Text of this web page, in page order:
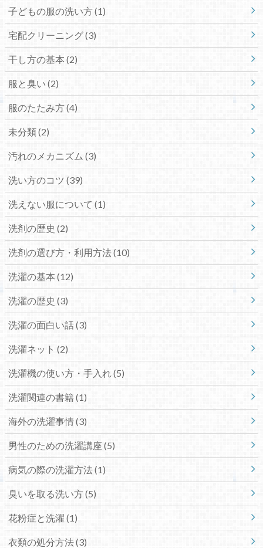
子どもの服の洗い方(1)
宅配クリーニング(3)
干し方の基本 (2)
服と臭い (2)
服のたたみ方(4)
未分類(2)
汚れのメカニズム (3)
洗い方のコツ (39)
洗えない服について (1)
洗剤の歴史 (2)
洗剤の選び方・利用方法(10)
洗濯の基本(12)
洗濯の歴史 (3)
洗濯の面白い話(3)
洗濯ネット (2)
洗濯機の使い方・手入れ(5)
洗濯関連の書籍(1)
海外の洗濯事情(3)
男性のための洗濯講座 (5)
病気の際の洗濯方法(1)
臭いを取る洗い方(5)
花粉症と洗濯 (1)
衣類の処分方法(3)